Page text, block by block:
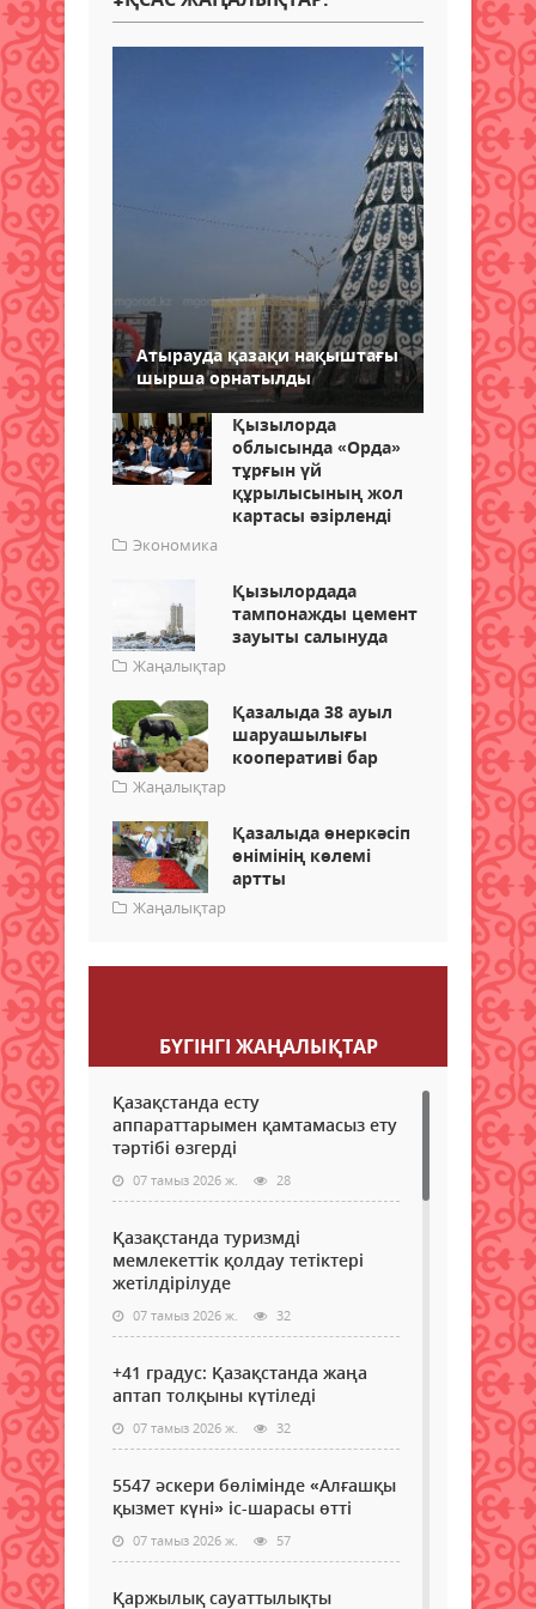
Атырауда қазақи нақыштағы
шырша орнатылды
Қызылорда
облысында «Орда»
тұрғын үй
құрылысының жол
картасы әзірленді
Экономика
Қызылордада
тампонажды цемент
зауыты салынуда
Жаңалықтар
Қазалыда 38 ауыл
шаруашылығы
кооперативі бар
Жаңалықтар
Қазалыда өнеркәсіп
өнімінің көлемі
артты
Жаңалықтар
БҮГІНГI ЖАҢАЛЫҚТАР
Қазақстанда есту
аппараттарымен қамтамасыз ету
тәртібі өзгерді
07 тамыз 2026 ж. 28
Қазақстанда туризмді
мемлекеттік қолдау тетіктері
жетілдірілуде
07 тамыз 2026 ж. 32
+41 градус: Қазақстанда жаңа
аптап толқыны күтіледі
07 тамыз 2026 ж. 32
5547 әскери бөлімінде «Алғашқы
қызмет күні» іс-шарасы өтті
07 тамыз 2026 ж. 57
Қаржылық сауаттылықты